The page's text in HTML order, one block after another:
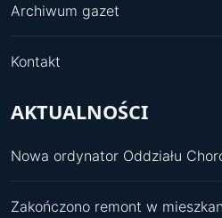
Archiwum gazet
Kontakt
AKTUALNOŚCI
Nowa ordynator Oddziału
Zakończono remont w